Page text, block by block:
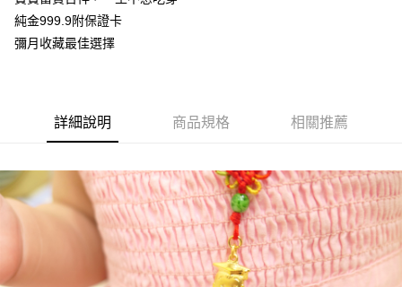
元大商業銀行
玉山商業銀行
Google Pay
相關說明
【大哥付你分期使用說明】
流程，驗證手機門號後，選擇欲分期的期數、繳款截止日，確認付款後即完
成交易。
3.實際核准額度、可分期數及費用金額請依後續交易確認頁面所載為準。
4.訂單成立30分鐘內，如未前往確認交易或遇審核未通過，訂單將自動取
消。如遇「轉專審核」未通過狀況，表示未達大哥付你分期系統評分，恕無
法說明評估內容。
【繳款方式說明】
AFTEE先享後付
相關說明
【關於「AFTEE先享後付」】
AFTEE先享後付是「在收到商品之後才付款」的支付方式。 讓您購物簡單
便利好安心！
１．簡單：不需註冊會員、不需綁卡、不需儲值。
２．便利：只要手機號碼，簡訊認證，即可結帳。
３．安心：先確認商品／服務後，再付款。
ATM付款
純金999.9附保證卡
彌月收藏最佳選擇
詳細說明 商品規格 相關推薦